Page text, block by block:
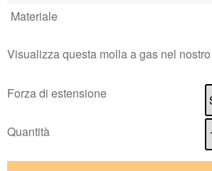
Materiale
Visualizza questa molla a gas nel nostro
Forza di estensione
Quantità